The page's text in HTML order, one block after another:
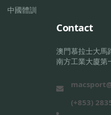
中國體訓
Contact
澳門慕拉士大馬
南方工業大廈第
(+853)